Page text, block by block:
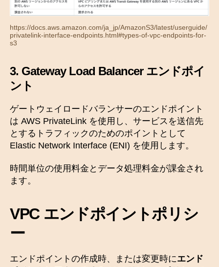
https://docs.aws.amazon.com/ja_jp/AmazonS3/latest/userguide/
privatelink-interface-endpoints.html#types-of-vpc-endpoints-for-
s3
3. Gateway Load Balancer エンドポイ
ント
ゲートウェイロードバランサーのエンドポイント
は AWS PrivateLink を使用し、サービスを送信先
とするトラフィックのためのポイントとして
Elastic Network Interface (ENI) を使用します。
時間単位の使用料金とデータ処理料金が課金され
ます。
VPC エンドポイントポリシ
ー
エンドポイントの作成時、または変更時にエンド